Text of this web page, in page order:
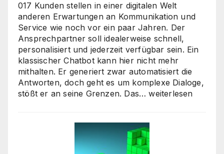
017 Kunden stellen in einer digitalen Welt
anderen Erwartungen an Kommunikation und
Service wie noch vor ein paar Jahren. Der
Ansprechpartner soll idealerweise schnell,
personalisiert und jederzeit verfügbar sein. Ein
klassischer Chatbot kann hier nicht mehr
mithalten. Er generiert zwar automatisiert die
Antworten, doch geht es um komplexe Dialoge,
stößt er an seine Grenzen. Das…Interaktive
Wie
digitale
Assistenten
weiterlesen